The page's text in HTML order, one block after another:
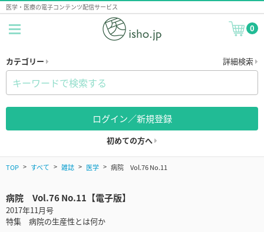
医学・医療の電子コンテンツ配信サービス
0
カテゴリー 詳細検索
ログイン／新規登録
初めての方へ
TOP すべて 雑誌 医学 病院 Vol.76 No.11
病院 Vol.76 No.11【電子版】
2017年11月号
特集 病院の生産性とは何か